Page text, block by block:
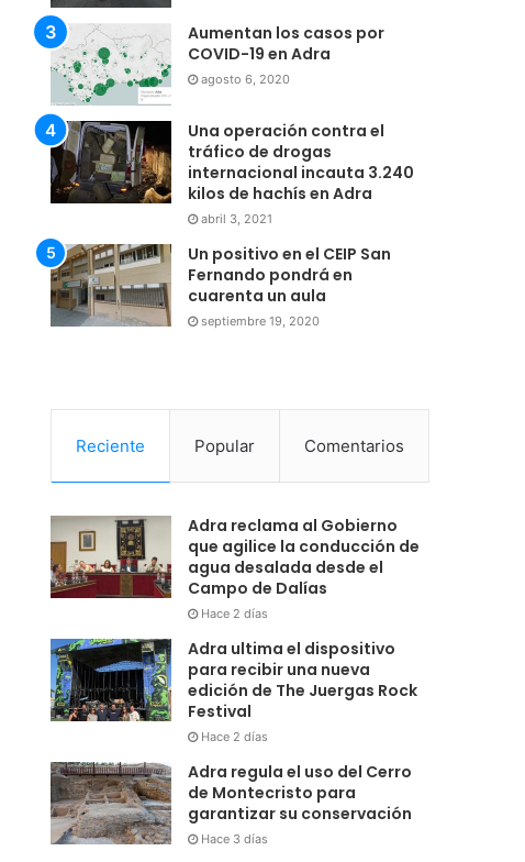
Aumentan los casos por
COVID-19 en Adra
agosto 6, 2020
Una operación contra el
tráfico de drogas
internacional incauta 3.240
kilos de hachís en Adra
abril 3, 2021
Un positivo en el CEIP San
Fernando pondrá en
cuarenta un aula
septiembre 19, 2020
Reciente Popular Comentarios
Adra reclama al Gobierno
que agilice la conducción de
agua desalada desde el
Campo de Dalías
Hace 2 días
Adra ultima el dispositivo
para recibir una nueva
edición de The Juergas Rock
Festival
Hace 2 días
Adra regula el uso del Cerro
de Montecristo para
garantizar su conservación
Hace 3 días